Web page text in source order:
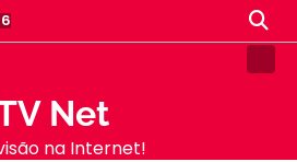
Net
na Internet!